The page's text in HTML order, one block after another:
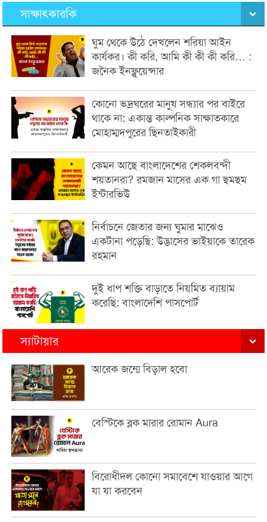
সাক্ষাৎকারকি
ঘুম থেকে উঠে দেখলেন শরিয়া আইন
কার্যকর। কী করি, আমি কী কী কী করি… :
জনৈক ইনফ্লুয়েন্সার
কোনো ভদ্রঘরের মানুষ সন্ধ্যার পর বাইরে
থাকে না: একান্ত কাল্পনিক সাক্ষাতকারে
মোহাম্মদপুরের ছিনতাইকারী
কেমন আছে বাংলাদেশের শেকলবন্দী
শয়তানরা? রমজান মাসের এক গা ছমছম
ইন্টারভিউ
নির্বাচনে জেতার জন্য ঘুমার মাঝেও
একটানা পড়েছি: উদ্ভাসের ভাইয়াকে তারেক
রহমান
দুই ধাপ শক্তি বাড়াতে নিয়মিত ব্যায়াম
করেছি: বাংলাদেশি পাসপোর্ট
স্যাটায়ার
আরেক জন্মে বিড়াল হবো
বেস্টিকে ব্লক মারার রোমান Aura
বিরোধীদল কোনো সমাবেশে যাওয়ার আগে
যা যা করবেন